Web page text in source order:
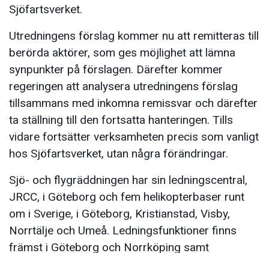
Sjöfartsverket.
Utredningens förslag kommer nu att remitteras till
berörda aktörer, som ges möjlighet att lämna
synpunkter på förslagen. Därefter kommer
regeringen att analysera utredningens förslag
tillsammans med inkomna remissvar och därefter
ta ställning till den fortsatta hanteringen. Tills
vidare fortsätter verksamheten precis som vanligt
hos Sjöfartsverket, utan några förändringar.
Sjö- och flygräddningen har sin ledningscentral,
JRCC, i Göteborg och fem helikopterbaser runt
om i Sverige, i Göteborg, Kristianstad, Visby,
Norrtälje och Umeå. Ledningsfunktioner finns
främst i Göteborg och Norrköping samt